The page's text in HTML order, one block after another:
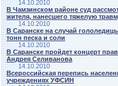
14.10.2010
В Чамзинском районе суд
жителя, нанесшего тяжелую
14.10.2010
В Саранске на случай
тонн песка и соли
14.10.2010
В Саранске пройдет концерт
Андрея Селиванова
14.10.2010
Всероссийская перепись
учреждениях УФСИН